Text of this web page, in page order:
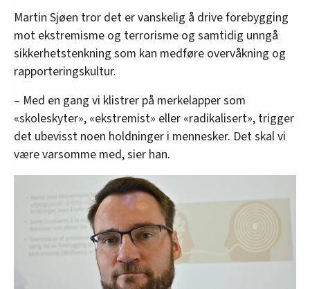
Martin Sjøen tror det er vanskelig å drive forebygging
mot ekstremisme og terrorisme og samtidig unngå
sikkerhetstenkning som kan medføre overvåkning og
rapporteringskultur.
– Med en gang vi klistrer på merkelapper som
«skoleskyter», «ekstremist» eller «radikalisert», trigger
det ubevisst noen holdninger i mennesker. Det skal vi
være varsomme med, sier han.